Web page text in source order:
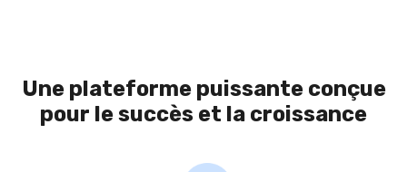
Une plateforme puissante conçue
pour le succès et la croissance